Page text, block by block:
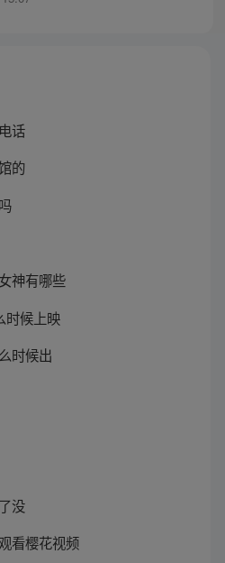
话
的
神有哪些
时候上映
时候出
没
看樱花视频